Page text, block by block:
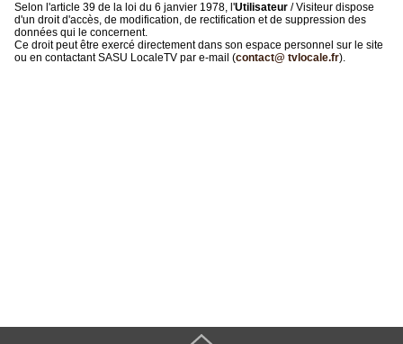
Selon l'article 39 de la loi du 6 janvier 1978, l'Utilisateur / Visiteur dispose
d'un droit d'accès, de modification, de rectification et de suppression des
données qui le concernent.
Ce droit peut être exercé directement dans son espace personnel sur le site
ou en contactant SASU LocaleTV par e-mail (contact@ tvlocale.fr).